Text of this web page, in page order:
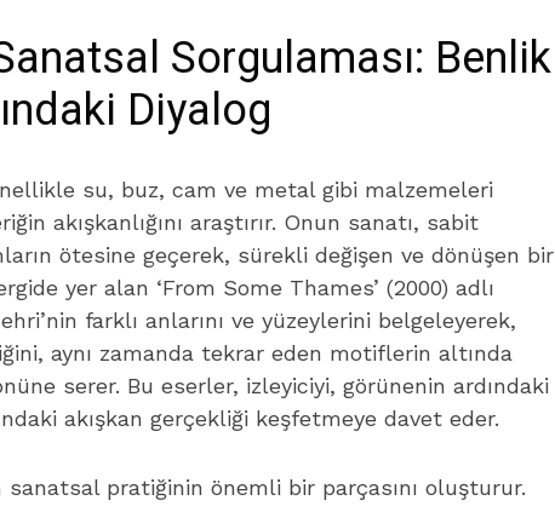
Sorgulaması: Benlik
Diyalog
su, buz, cam ve metal gibi malzemeleri
akışkanlığını araştırır. Onun sanatı, sabit
ötesine geçerek, sürekli değişen ve dönüşen bir
yer alan ‘From Some Thames’ (2000) adlı
farklı anlarını ve yüzeylerini belgeleyerek,
aynı zamanda tekrar eden motiflerin altında
serer. Bu eserler, izleyiciyi, görünenin ardındaki
akışkan gerçekliği keşfetmeye davet eder.
sanatsal pratiğinin önemli bir parçasını oluşturur.